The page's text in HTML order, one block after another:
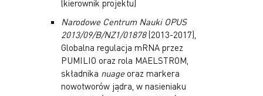
(kierownik projektu)
Narodowe Centrum Nauki OPUS
2013/09/B/NZ1/01878(2013-2017),
Globalna regulacja mRNA przez
PUMILIO oraz rola MAELSTROM,
składnika nuage oraz markera
nowotworów jądra, w nasieniaku